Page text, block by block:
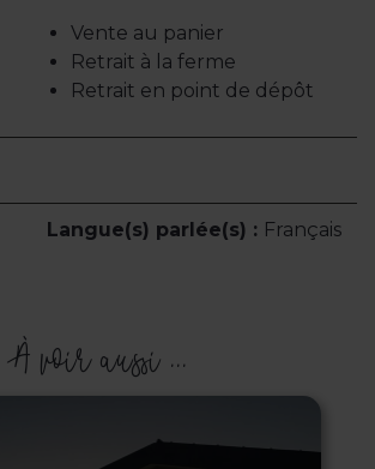
Vente au panier
Retrait à la ferme
Retrait en point de dépôt
Langue(s) parlée(s) : Français
À voir aussi ...